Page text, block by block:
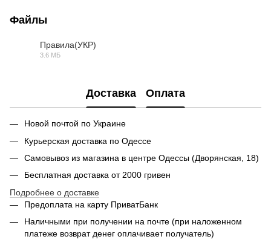
Файлы
Правила(УКР)
3.6 МБ
Доставка Оплата
Новой почтой по Украине
Курьерская доставка по Одессе
Самовывоз из магазина в центре Одессы (Дворянская, 18)
Бесплатная доставка от 2000 гривен
Подробнее о доставке
Предоплата на карту ПриватБанк
Наличными при получении на почте (при наложенном
платеже возврат денег оплачивает получатель)